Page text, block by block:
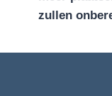
zullen